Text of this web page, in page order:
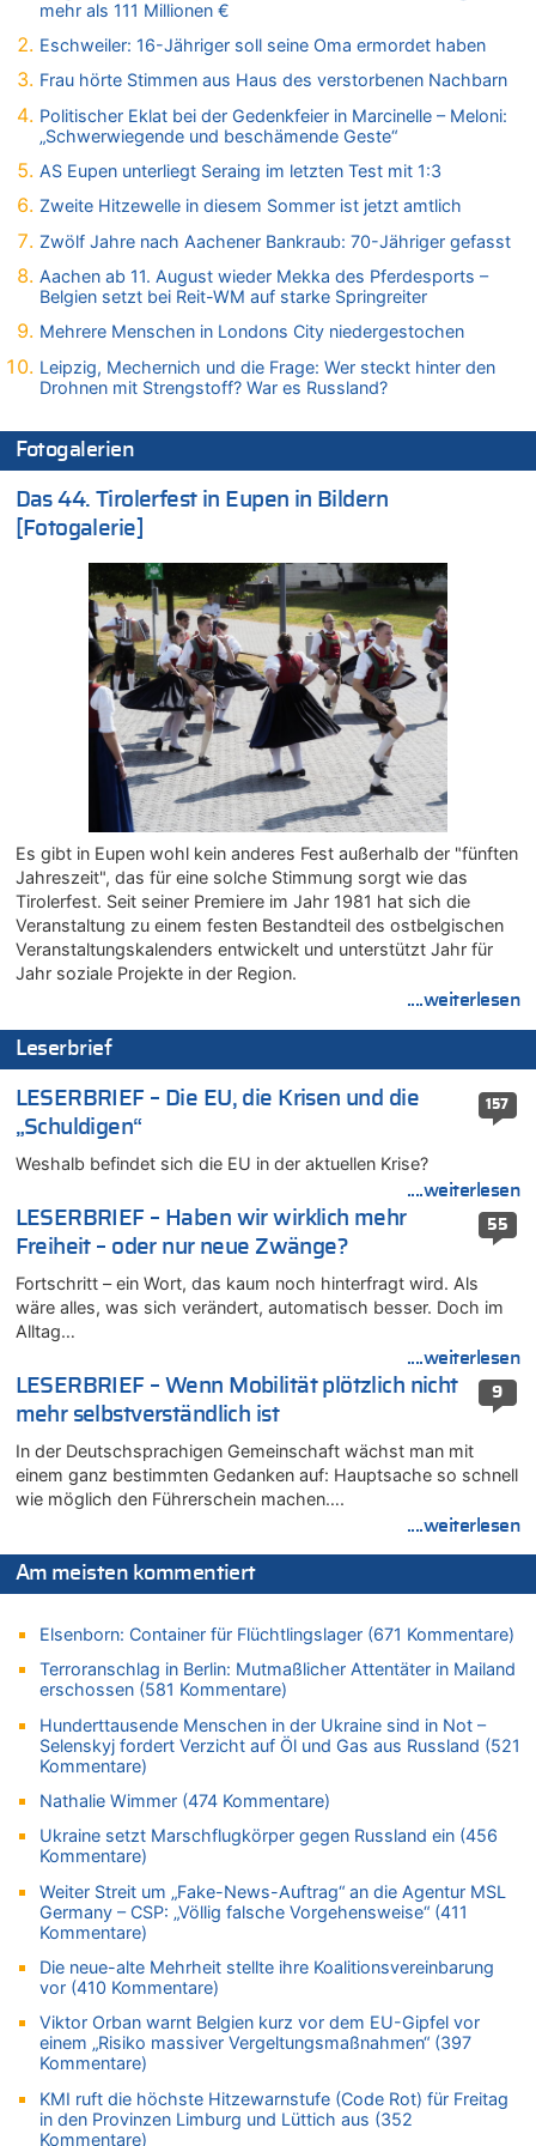
Gigantische Marienstatue in Polen – Größer als die Christus-
Figur in Rio – Kitsch, Kunst oder Religion?
09.08.2026 - 21:08 von Marcel Scholzen Eimerscheid zu
Figur in Rio – Kitsch, Kunst oder Religion?
Gigantische Marienstatue in Polen – Größer als die Christus-
Figur in Rio – Kitsch, Kunst oder Religion?
09.08.2026 - 21:01 von Vermute mal zu
„Schwerwiegende und beschämende Geste“
Gigantische Marienstatue in Polen – Größer als die Christus-
Figur in Rio – Kitsch, Kunst oder Religion?
09.08.2026 - 20:29 von Hans L. zu
Figur in Rio – Kitsch, Kunst oder Religion?
09.08.2026 - 20:20 von Richelieu zu
Gigantische Marienstatue in Polen – Größer als die Christus-
Figur in Rio – Kitsch, Kunst oder Religion?
Kollision zwischen Autofahrer und Radfahrer an RAVeL-Weg
09.08.2026 - 20:07 von WK zu
Politischer Eklat bei der Gedenkfeier in Marcinelle – Meloni:
„Schwerwiegende und beschämende Geste“
09.08.2026 - 19:56 von Josef.geul zu
Gigantische Marienstatue in Polen – Größer als die Christus-
Figur in Rio – Kitsch, Kunst oder Religion?
09.08.2026 - 19:45 von Ostbelgien Direkt zu
LESERBRIEF – Religion, sympathisches oder gefährliches
Beruhigungsmittel?
09.08.2026 - 19:27 von Sparwasser zu
Gigantische Marienstatue in Polen – Größer als die Christus-
Figur in Rio – Kitsch, Kunst oder Religion?
09.08.2026 - 19:24 von Sparwasser zu
Politischer Eklat bei der Gedenkfeier in Marcinelle – Meloni:
„Schwerwiegende und beschämende Geste“
Gigantische Marienstatue in Polen – Größer als die Christus-
09.08.2026 - 19:09 von Marcel Scholzen Eimerscheid zu
Gigantische Marienstatue in Polen – Größer als die Christus-
Figur in Rio – Kitsch, Kunst oder Religion?
09.08.2026 - 19:01 von die Wahrheit zu
Politischer Eklat bei der Gedenkfeier in Marcinelle – Meloni:
„Schwerwiegende und beschämende Geste“
09.08.2026 - 18:54 von Pierre zu
Politischer Eklat bei der Gedenkfeier in Marcinelle – Meloni:
„Schwerwiegende und beschämende Geste“
09.08.2026 - 18:19 von Wolfgang2 zu
Zurück an den Rhein: Hendrich wechselt zum 1. FC Köln
09.08.2026 - 18:12 von Dax zu
Politischer Eklat bei der Gedenkfeier in Marcinelle – Meloni:
„Schwerwiegende und beschämende Geste“
09.08.2026 - 17:58 von Wolfgang2 zu
Kollision zwischen Autofahrer und Radfahrer an RAVeL-Weg
09.08.2026 - 17:22 von Hugo Egon Bernhard von Sinnen zu
Politischer Eklat bei der Gedenkfeier in Marcinelle – Meloni:
„Schwerwiegende und beschämende Geste“
Politischer Eklat bei der Gedenkfeier in Marcinelle – Meloni:
„Schwerwiegende und beschämende Geste“
09.08.2026 - 17:12 von Hugo Egon Bernhard von Sinnen zu
Belgier knackt Jackpot bei Lotterie EuroMillions und gewinnt
mehr als 111 Millionen €
09.08.2026 - 16:56 von Joseph Meyer zu
LESERBRIEF – Haben wir wirklich mehr Freiheit – oder nur
09.08.2026 - 16:49 von Würger zu
„Schwerwiegende und beschämende Geste“
09.08.2026 - 16:40 von Joseph Meyer zu
LESERBRIEF – Haben wir wirklich mehr Freiheit – oder nur
neue Zwänge?
09.08.2026 - 16:36 von Alibaba zu
Politischer Eklat bei der Gedenkfeier in Marcinelle – Meloni:
„Schwerwiegende und beschämende Geste“
09.08.2026 - 16:25 von HarryderBelgier zu
Belgier knackt Jackpot bei Lotterie EuroMillions und gewinnt
mehr als 111 Millionen €
mehr als 111 Millionen €
Eschweiler: 16-Jähriger soll seine Oma ermordet haben
Frau hörte Stimmen aus Haus des verstorbenen Nachbarn
Politischer Eklat bei der Gedenkfeier in Marcinelle – Meloni:
„Schwerwiegende und beschämende Geste“
AS Eupen unterliegt Seraing im letzten Test mit 1:3
Zweite Hitzewelle in diesem Sommer ist jetzt amtlich
Zwölf Jahre nach Aachener Bankraub: 70-Jähriger gefasst
Aachen ab 11. August wieder Mekka des Pferdesports –
Belgien setzt bei Reit-WM auf starke Springreiter
Mehrere Menschen in Londons City niedergestochen
Leipzig, Mechernich und die Frage: Wer steckt hinter den
Drohnen mit Strengstoff? War es Russland?
Fotogalerien
Das 44. Tirolerfest in Eupen in Bildern
[Fotogalerie]
Es gibt in Eupen wohl kein anderes Fest außerhalb der "fünften
Jahreszeit", das für eine solche Stimmung sorgt wie das
Tirolerfest. Seit seiner Premiere im Jahr 1981 hat sich die
Veranstaltung zu einem festen Bestandteil des ostbelgischen
Veranstaltungskalenders entwickelt und unterstützt Jahr für
Jahr soziale Projekte in der Region.
....weiterlesen
Leserbrief
157
LESERBRIEF – Die EU, die Krisen und die
„Schuldigen“
Weshalb befindet sich die EU in der aktuellen Krise?
....weiterlesen
55
LESERBRIEF – Haben wir wirklich mehr
Freiheit – oder nur neue Zwänge?
Fortschritt – ein Wort, das kaum noch hinterfragt wird. Als
wäre alles, was sich verändert, automatisch besser. Doch im
Alltag…
....weiterlesen
9
LESERBRIEF – Wenn Mobilität plötzlich nicht
mehr selbstverständlich ist
In der Deutschsprachigen Gemeinschaft wächst man mit
einem ganz bestimmten Gedanken auf: Hauptsache so schnell
wie möglich den Führerschein machen….
....weiterlesen
Am meisten kommentiert
Elsenborn: Container für Flüchtlingslager (671 Kommentare)
Terroranschlag in Berlin: Mutmaßlicher Attentäter in Mailand
erschossen (581 Kommentare)
Hunderttausende Menschen in der Ukraine sind in Not –
Selenskyj fordert Verzicht auf Öl und Gas aus Russland (521
Kommentare)
Nathalie Wimmer (474 Kommentare)
Ukraine setzt Marschflugkörper gegen Russland ein (456
Kommentare)
Weiter Streit um „Fake-News-Auftrag“ an die Agentur MSL
Germany – CSP: „Völlig falsche Vorgehensweise“ (411
Kommentare)
Die neue-alte Mehrheit stellte ihre Koalitionsvereinbarung
vor (410 Kommentare)
Viktor Orban warnt Belgien kurz vor dem EU-Gipfel vor
einem „Risiko massiver Vergeltungsmaßnahmen“ (397
Kommentare)
KMI ruft die höchste Hitzewarnstufe (Code Rot) für Freitag
in den Provinzen Limburg und Lüttich aus (352
Kommentare)